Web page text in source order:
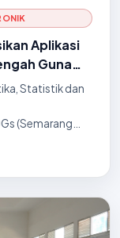
Aplikasi
Guna
Statistik dan
(Semarang
di wilayah
yang
terdepan